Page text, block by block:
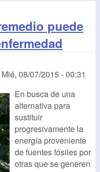
puede
Mié, 08/07/2015 - 00:31
En busca de una
alternativa para
sustituir
progresivamente la
energía proveniente
de fuentes fósiles por
otras que se generen